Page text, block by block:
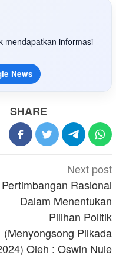
mendapatkan informasi
News
SHARE
Next post
Pertimbangan Rasional
Dalam Menentukan
Pilihan Politik
(Menyongsong Pilkada
Oleh : Oswin Nule